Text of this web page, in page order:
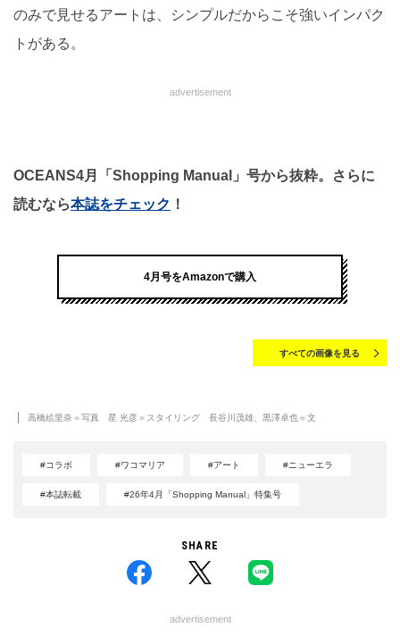
のみで見せるアートは、シンプルだからこそ強いインパク
トがある。
advertisement
OCEANS4月「Shopping Manual」号から抜粋。さらに
読むなら本誌をチェック ！
4月号をAmazonで購入
すべての画像を見る
高橋絵里奈＝写真 星 光彦＝スタイリング 長谷川茂雄、黒澤卓也＝文
#コラボ #ワコマリア #アート #ニューエラ
#本誌転載 #26年4月「Shopping Manual」特集号
SHARE
advertisement